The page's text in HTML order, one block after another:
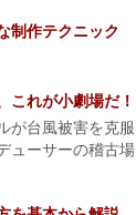
制作テクニック
これが小劇場だ！
が台風被害を克服
ューサーの稽古場